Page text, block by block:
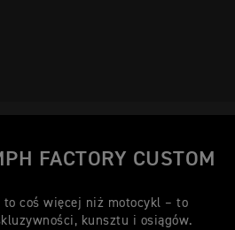
FACTORY CUSTOM
to coś więcej niż motocykl – to
kunsztu i osiągów.